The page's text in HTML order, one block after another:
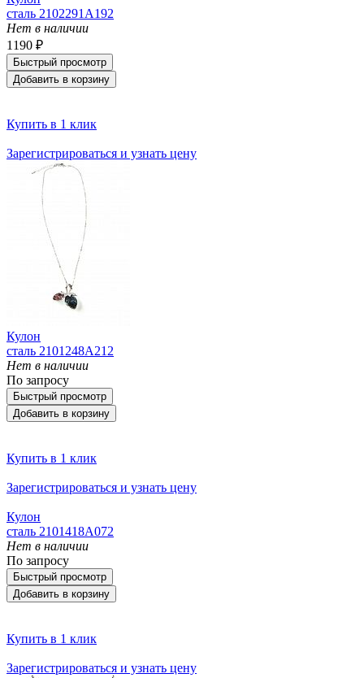
сталь 2102291A192
Нет в наличии
1190 ₽
Быстрый просмотр
Добавить в корзину
Купить в 1 клик
Зарегистрироваться и узнать цену
Кулон
сталь 2101248A212
Нет в наличии
По запросу
Быстрый просмотр
Добавить в корзину
Купить в 1 клик
Зарегистрироваться и узнать цену
Кулон
сталь 2101418A072
Нет в наличии
По запросу
Быстрый просмотр
Добавить в корзину
Купить в 1 клик
Зарегистрироваться и узнать цену